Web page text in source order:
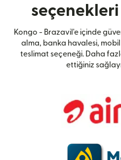
Kongo - Brazavil'e içinde
alma, banka havalesi,
teslimat seçeneği. Daha
ettiğiniz